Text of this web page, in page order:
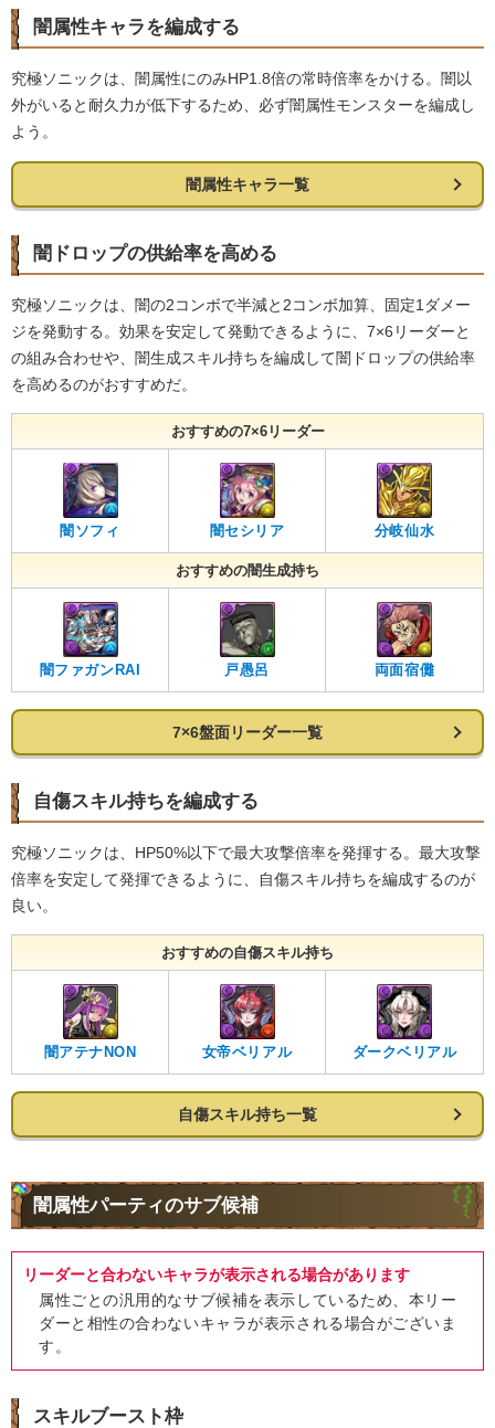
闇属性キャラを編成する
究極ソニックは、闇属性にのみHP1.8倍の常時倍率をかける。闇以
外がいると耐久力が低下するため、必ず闇属性モンスターを編成し
よう。
闇属性キャラ一覧
闇ドロップの供給率を高める
究極ソニックは、闇の2コンボで半減と2コンボ加算、固定1ダメー
ジを発動する。効果を安定して発動できるように、7×6リーダーと
の組み合わせや、闇生成スキル持ちを編成して闇ドロップの供給率
を高めるのがおすすめだ。
おすすめの7×6リーダー
闇ソフィ 闇セシリア 分岐仙水
おすすめの闇生成持ち
闇ファガンRAI 戸愚呂 両面宿儺
7×6盤面リーダー一覧
自傷スキル持ちを編成する
究極ソニックは、HP50%以下で最大攻撃倍率を発揮する。最大攻撃
倍率を安定して発揮できるように、自傷スキル持ちを編成するのが
良い。
おすすめの自傷スキル持ち
闇アテナNON 女帝ベリアル ダークベリアル
自傷スキル持ち一覧
闇属性パーティのサブ候補
リーダーと合わないキャラが表示される場合があります
属性ごとの汎用的なサブ候補を表示しているため、本リー
ダーと相性の合わないキャラが表示される場合がございま
す。
スキルブースト枠